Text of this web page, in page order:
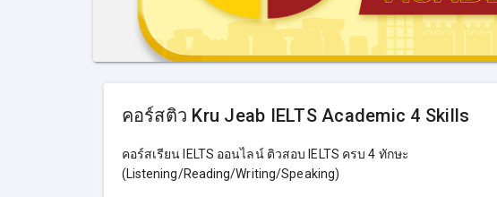
คอร์สติว Kru Jeab IELTS Academic 4 Skills
คอร์สเรียน IELTS ออนไลน์ ติวสอบ IELTS ครบ 4 ทักษะ
(Listening/Reading/Writing/Speaking)